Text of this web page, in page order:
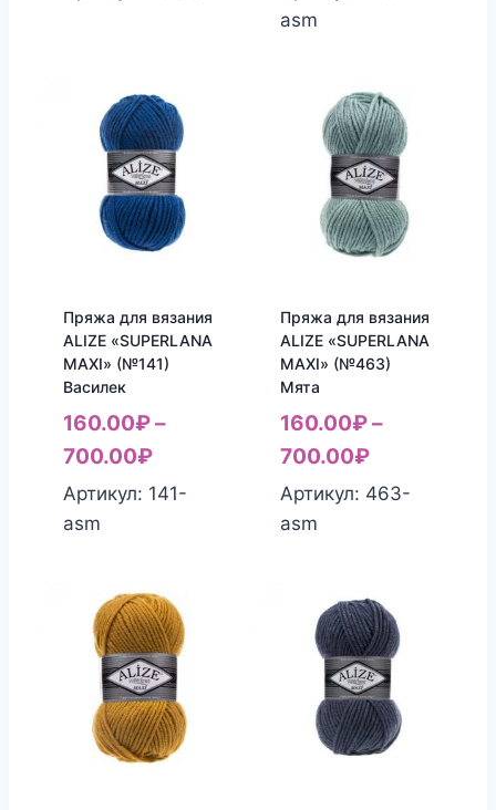
asm
Пряжа для вязания
ALIZE «SUPERLANA
MAXI» (№141)
Василек
160.00₽–
700.00₽
Артикул: 141-
asm
Пряжа для вязания
ALIZE «SUPERLANA
MAXI» (№463)
Мята
160.00₽–
700.00₽
Артикул: 463-
asm